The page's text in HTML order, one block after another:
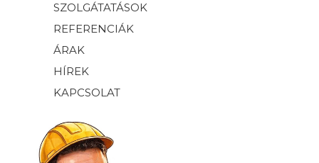
SZOLGÁTATÁSOK
REFERENCIÁK
ÁRAK
HÍREK
KAPCSOLAT